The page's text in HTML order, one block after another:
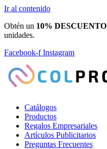
Ir al contenido
Obtén un 10% DESCUENTO
unidades.
Facebook-f Instagram
Catálogos
Productos
Regalos Empresariales
Artículos Publicitarios
Preguntas Frecuentes